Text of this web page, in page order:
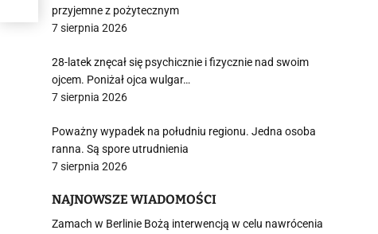
przyjemne z pożytecznym
7 sierpnia 2026
28-latek znęcał się psychicznie i fizycznie nad swoim
ojcem. Poniżał ojca wulgar…
7 sierpnia 2026
Poważny wypadek na południu regionu. Jedna osoba
ranna. Są spore utrudnienia
7 sierpnia 2026
NAJNOWSZE WIADOMOŚCI
Zamach w Berlinie Bożą interwencją w celu nawrócenia